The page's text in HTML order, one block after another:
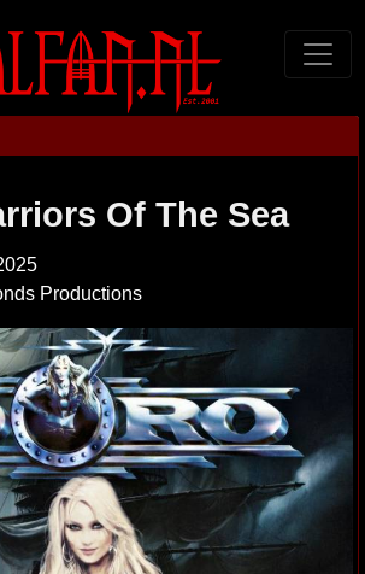
Of The Sea
Productions